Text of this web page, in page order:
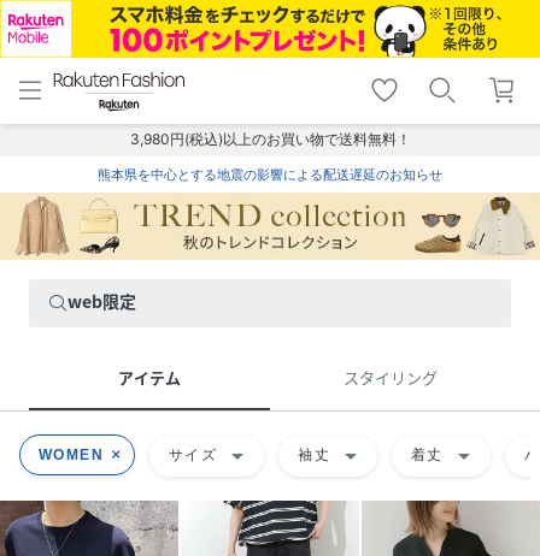
menu home
トップ
shopping_cart lock_outline
ログイン
3,980円(税込)以上のお買い物で送料無料！
熊本県を中心とする地震の影響による配送遅延のお知らせ
web限定
アイテム スタイリング
WOMEN サイズ arrow_drop_down 袖丈 arrow_drop_down 着丈 arrow_drop_down